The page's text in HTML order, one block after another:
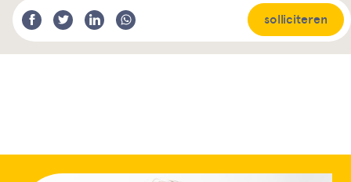
solliciteren